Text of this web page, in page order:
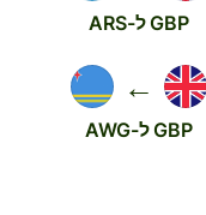
GBP ל-ARS
←
GBP ל-AWG